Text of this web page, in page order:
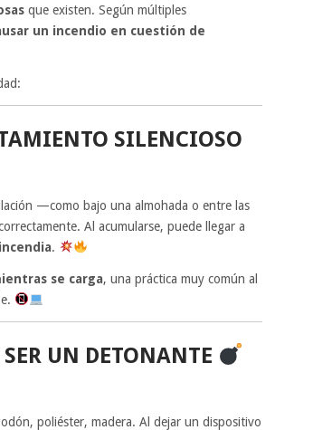
que existen. Según múltiples
un incendio en cuestión de
SILENCIOSO
—como bajo una almohada o entre las
Al acumularse, puede llegar a
.
se carga, una práctica muy común al
UN DETONANTE
poliéster, madera. Al dejar un dispositivo